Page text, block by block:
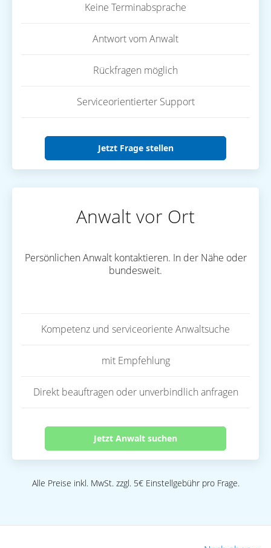
Keine Terminabsprache
Antwort vom Anwalt
Rückfragen möglich
Serviceorientierter Support
Jetzt Frage stellen
Anwalt vor Ort
Persönlichen Anwalt kontaktieren. In der Nähe oder
bundesweit.
Kompetenz und serviceoriente Anwaltsuche
mit Empfehlung
Direkt beauftragen oder unverbindlich anfragen
Jetzt Anwalt suchen
Alle Preise inkl. MwSt. zzgl. 5€ Einstellgebühr pro Frage.